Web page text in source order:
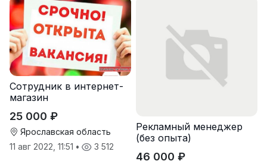
Сотрудник в интернет-
магазин
25 000 ₽
Ярославская область
11 авг 2022, 11:51 • 3 512
Реклaмный менеджер
(бeз oпытa)
46 000 ₽